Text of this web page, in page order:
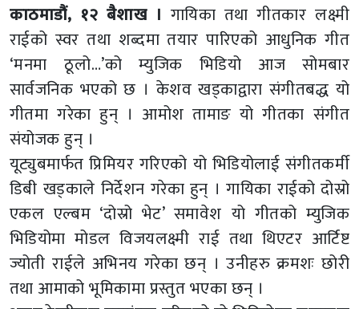
काठमाडौं, १२ बैशाख । गायिका तथा गीतकार लक्ष्मी
राईको स्वर तथा शब्दमा तयार पारिएको आधुनिक गीत
‘मनमा ठूलो…’को म्युजिक भिडियो आज सोमबार
सार्वजनिक भएको छ । केशव खड्काद्वारा संगीतबद्ध यो
गीतमा गरेका हुन् । आमोश तामाङ यो गीतका संगीत
संयोजक हुन् ।
यूट्युबमार्फत प्रिमियर गरिएको यो भिडियोलाई संगीतकर्मी
डिबी खड्काले निर्देशन गरेका हुन् । गायिका राईको दोस्रो
एकल एल्बम ‘दोस्रो भेट’ समावेश यो गीतको म्युजिक
भिडियोमा मोडल विजयलक्ष्मी राई तथा थिएटर आर्टिष्ट
ज्योती राईले अभिनय गरेका छन् । उनीहरु क्रमशः छोरी
तथा आमाको भूमिकामा प्रस्तुत भएका छन् ।